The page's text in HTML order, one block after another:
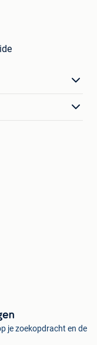
je zoekopdracht en de